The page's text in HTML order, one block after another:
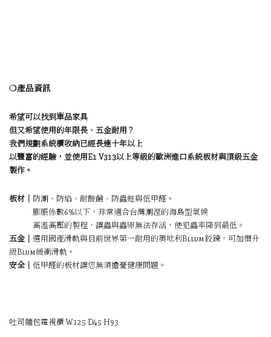
❍產品資訊
希望可以找到單品家具
但又希望使用的年限長、五金耐用？
我們規劃系統櫃收納已經長達十年以上
以豐富的經驗，並使用E1 V313以上等級的歐洲進口系統板材與頂級五金
製作。
板材｜
防潮、防焰、耐酸鹼、防蟲蛀與低甲醛。
膨脹係數6%以下，非常適合台灣潮溼的海島型氣候
高溫高壓的製程，讓蟲與蟲卵無法存活，使犯蟲率降到最低。
五金｜ 選用國產滑軌與目前世界第一耐用的奧地利Bllum鉸鍊，可加價升
級Blum緩衝滑軌。
安全｜ 低甲醛的板材讓您無須擔憂健康問題。
吐司麵包電視櫃 W125 D45 H93